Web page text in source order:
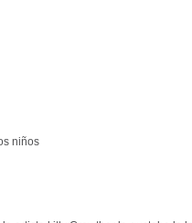
niños